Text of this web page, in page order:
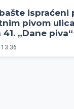
ispraćeni
pivom
„Dane piva“
13:36